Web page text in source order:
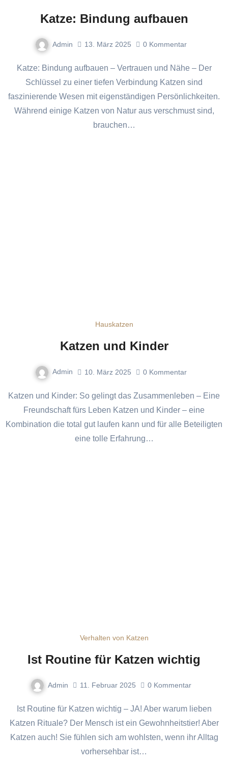
Katze: Bindung aufbauen
Admin 13. März 2025 0 Kommentar
Katze: Bindung aufbauen – Vertrauen und Nähe – Der
Schlüssel zu einer tiefen Verbindung Katzen sind
faszinierende Wesen mit eigenständigen Persönlichkeiten.
Während einige Katzen von Natur aus verschmust sind,
brauchen…
Hauskatzen
Katzen und Kinder
Admin 10. März 2025 0 Kommentar
Katzen und Kinder: So gelingt das Zusammenleben – Eine
Freundschaft fürs Leben Katzen und Kinder – eine
Kombination die total gut laufen kann und für alle Beteiligten
eine tolle Erfahrung…
Verhalten von Katzen
Ist Routine für Katzen wichtig
Admin 11. Februar 2025 0 Kommentar
Katzen Rituale? Der Mensch ist ein Gewohnheitstier! Aber
Katzen auch! Sie fühlen sich am wohlsten, wenn ihr Alltag
vorhersehbar ist…